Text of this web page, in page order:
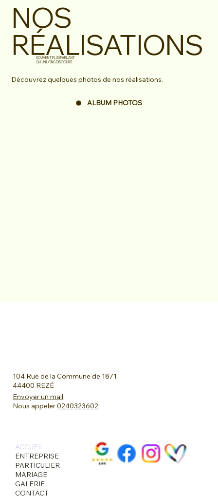
NOS
RÉALISATIONS
SOUVENT PLUS PARLANT
QU'UN LONG DISCOURS
Découvrez quelques photos de nos réalisations.
ALBUM PHOTOS
104 Rue de la Commune de 1871
44400 REZÉ
Envoyer un mail
Nous appeler0240323602
ACCUEIL
ENTREPRISE
PARTICULIER
MARIAGE
GALERIE
CONTACT